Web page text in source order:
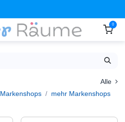
0
Alle
Markenshops
mehr Markenshops